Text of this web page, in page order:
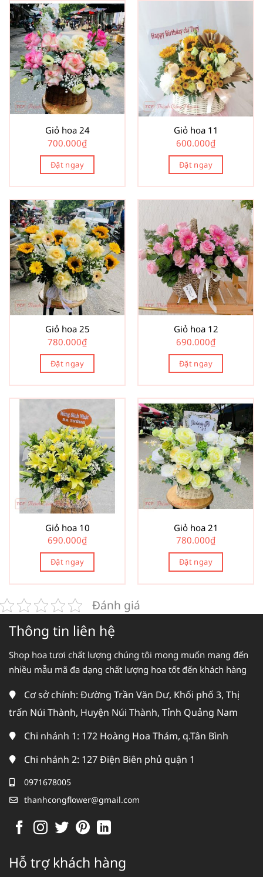
Giỏ hoa 24
700.000₫
Đặt ngay
Giỏ hoa 11
600.000₫
Đặt ngay
Giỏ hoa 25
780.000₫
Đặt ngay
Giỏ hoa 12
690.000₫
Đặt ngay
Giỏ hoa 10
690.000₫
Đặt ngay
Giỏ hoa 21
780.000₫
Đặt ngay
Đánh giá
Thông tin liên hệ
Shop hoa tươi chất lượng chúng tôi mong muốn mang đến
nhiều mẫu mã đa dạng chất lượng hoa tốt đến khách hàng
Cơ sở chính: Đường Trần Văn Dư, Khối phố 3, Thị
trấn Núi Thành, Huyện Núi Thành, Tỉnh Quảng Nam
Chi nhánh 1: 172 Hoàng Hoa Thám, q.Tân Bình
Chi nhánh 2: 127 Điện Biên phủ quận 1
0971678005
thanhcongflower@gmail.com
Hỗ trợ khách hàng